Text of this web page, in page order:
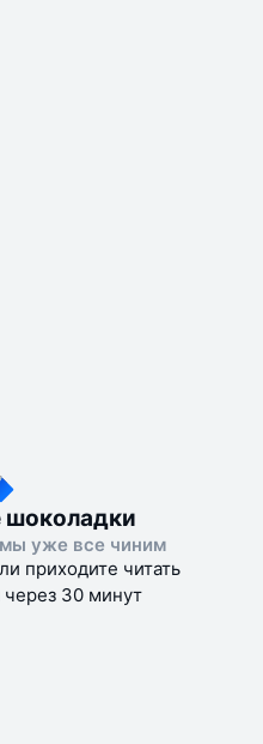
шоколадки
уже все чиним
приходите читать
30 минут